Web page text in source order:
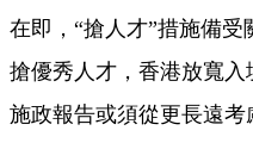
在即，“搶人才”措施備
搶優秀人才，香港放寬入
施政報告或須從更長遠考